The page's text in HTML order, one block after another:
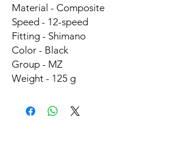
Material - Composite
Speed - 12-speed
Fitting - Shimano
Color - Black
Group - MZ
Weight - 125 g